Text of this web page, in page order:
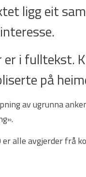
ligg eit
er i fulltekst.
på
av ugrunna
er alle avgjerder frå